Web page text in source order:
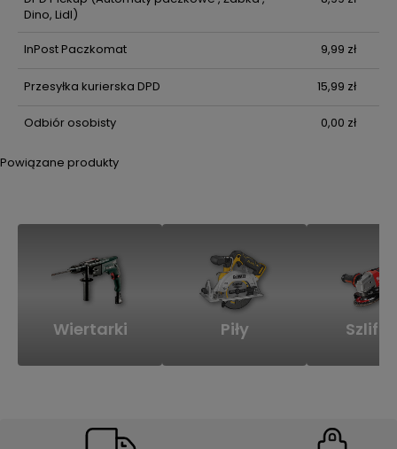
Dino, Lidl)
InPost Paczkomat 9,99 zł
Przesyłka kurierska DPD 15,99 zł
Odbiór osobisty 0,00 zł
Powiązane produkty
Wiertarki Piły